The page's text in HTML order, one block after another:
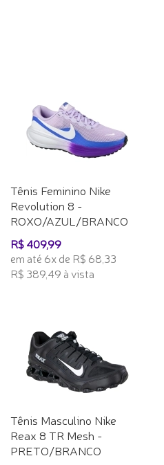
Tênis Feminino Nike
Revolution 8 -
ROXO/AZUL/BRANCO
R$ 409,99
em até 6x de R$ 68,33
R$ 389,49 à vista
Tênis Masculino Nike
Reax 8 TR Mesh -
PRETO/BRANCO